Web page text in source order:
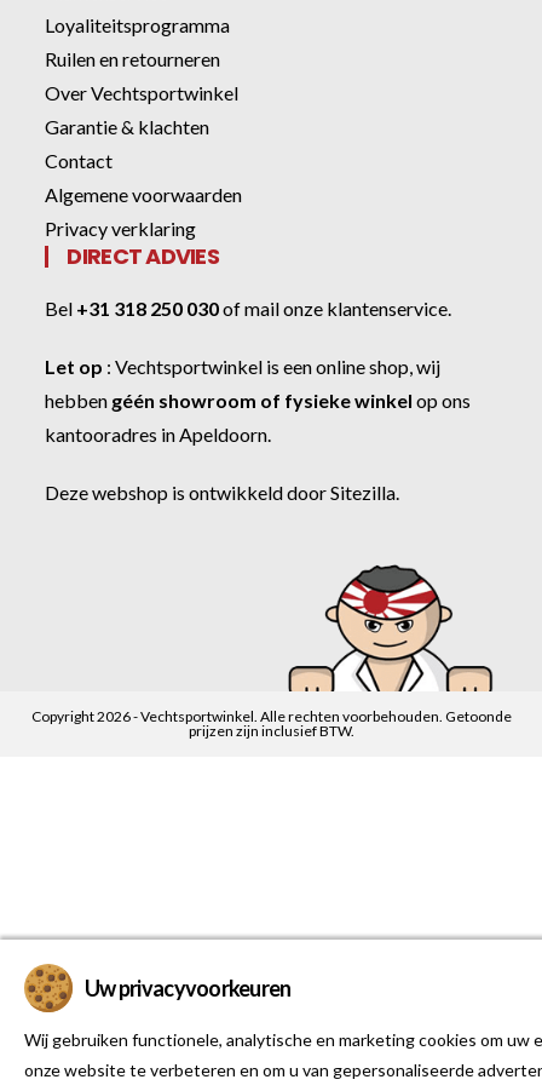
Loyaliteitsprogramma
Ruilen en retourneren
Over Vechtsportwinkel
Garantie & klachten
Contact
Algemene voorwaarden
Privacy verklaring
DIRECT ADVIES
Bel +31 318 250 030ofmail onze klantenservice.
Let op :Vechtsportwinkel is een online shop, wij
hebben géén showroom of fysieke winkel op ons
kantooradres in Apeldoorn.
Deze webshop is ontwikkeld doorSitezilla.
Copyright 2026 - Vechtsportwinkel. Alle rechten voorbehouden. Getoonde
prijzen zijn inclusief BTW.
Uw privacyvoorkeuren
Wij gebruiken functionele, analytische en marketing cookies om uw
onze website te verbeteren en om u van gepersonaliseerde